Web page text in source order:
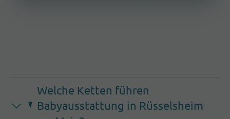
Welche Ketten führen
Babyausstattung in Rüsselsheim